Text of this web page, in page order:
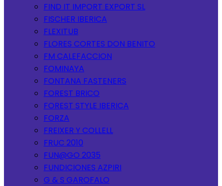
FIND IT IMPORT EXPORT SL
FISCHER IBERICA
FLEXITUB
FLORES CORTES DON BENITO
FM CALEFACCION
FOMINAYA
FONTANA FASTENERS
FOREST BRICO
FOREST STYLE IBERICA
FORZA
FREIXER Y COLLELL
FRUC 2010
FUN@GO 2035
FUNDICIONES AZPIRI
G & S GAROFALO